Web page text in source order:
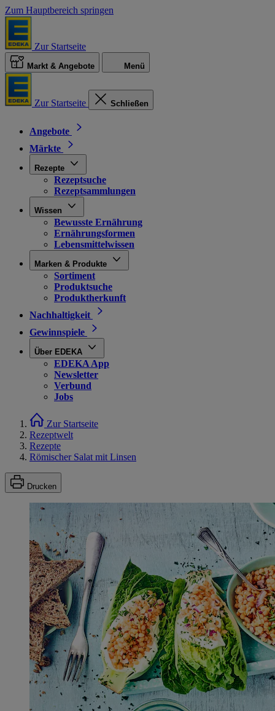
Zum Hauptbereich springen
Zur Startseite
Markt & Angebote Menü
Zur Startseite Schließen
Angebote
Märkte
Rezepte
Rezeptsuche
Rezeptsammlungen
Wissen
Bewusste Ernährung
Ernährungsformen
Lebensmittelwissen
Marken & Produkte
Sortiment
Produktsuche
Produktherkunft
Nachhaltigkeit
Gewinnspiele
Über EDEKA
EDEKA App
Newsletter
Verbund
Jobs
Zur Startseite
Rezeptwelt
Rezepte
Römischer Salat mit Linsen
Drucken